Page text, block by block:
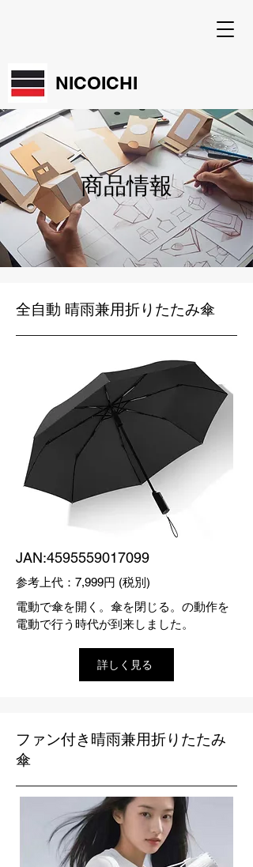
NICOICHI
商品情報
全自動 晴雨兼用折りたたみ傘
JAN:4595559017099
参考上代：7,999円 (税別)
電動で傘を開く。傘を閉じる。の動作を
電動で行う時代が到来しました。
詳しく見る
ファン付き 晴雨兼用折りたたみ
傘